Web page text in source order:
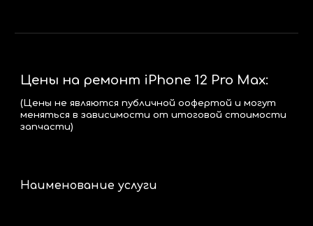
Цены на ремонт iPhone 12 Pro Max:
(Цены не являются публичной оофертой и могут
меняться в зависимости от итоговой стоимости
запчасти)
Наименование услуги